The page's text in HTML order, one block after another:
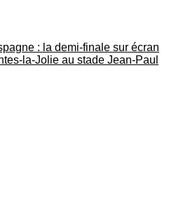
: la demi-finale sur écran
la-Jolie au stade Jean-Paul